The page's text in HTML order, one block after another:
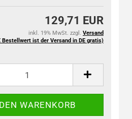
129,71 EUR
inkl. 19% MwSt. zzgl. Versand
Bestellwert ist der Versand in DE gratis)